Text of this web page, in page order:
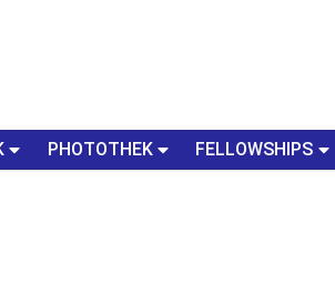
PHOTOTHEK FELLOWSHIPS